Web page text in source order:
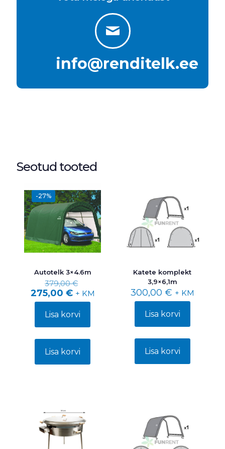
info@renditelk.ee
Seotud tooted
-27%
Autotelk 3×4.6m
379,00€
hind
oli:
275,00 €Praegune
hind
on:
+ KM
Lisa korvi
Lisa korvi
Katete komplekt
3,9×6,1m
300,00 € + KM
Lisa korvi
Lisa korvi